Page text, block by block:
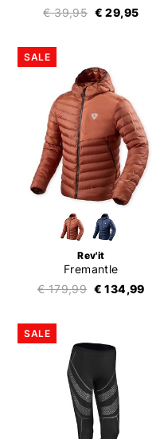
€ 39,95 € 29,95
SALE
Rev'it
Fremantle
€ 179,99 € 134,99
SALE